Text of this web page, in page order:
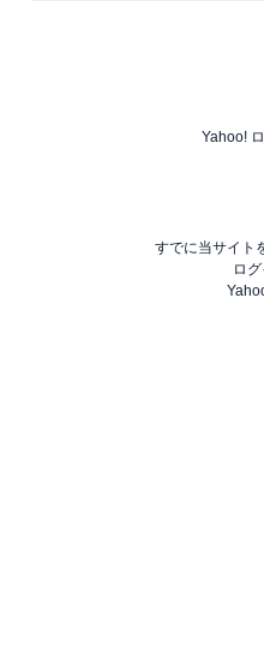
Yahoo!
すでに当サイト
ロ